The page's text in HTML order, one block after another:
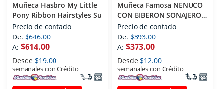
Muñeca Hasbro My Little
Pony Ribbon Hairstyles Su
Precio de contado
De: $646.00
A: $614.00
Desde $19.00
semanales con Crédito
Muñeca Famosa NENUCO
CON BIBERON SONAJERO
AZUL BLANCO O ROSA 1
Precio de contado
De: $393.00
A: $373.00
Desde $12.00
semanales con Crédito